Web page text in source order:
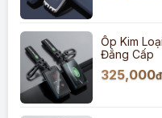
Ốp Kim
Đẳng Cấp
325,000đ